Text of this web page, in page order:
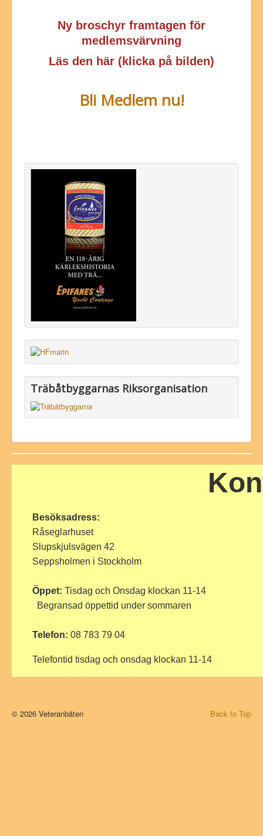
Ny broschyr framtagen för
medlemsvärvning
Läs den här (klicka på bilden)
Bli Medlem nu!
Träbåtbyggarnas Riksorganisation
Besöksadress:
Råseglarhuset
Slupskjulsvägen 42
Seppsholmen i Stockholm
Öppet: Tisdag och Onsdag klockan 11-14
Begransad öppettid under sommaren
Telefon: 08 783 79 04
Telefontid tisdag och onsdag klockan 11-14
Back to Top
© 2026 Veteranbåten